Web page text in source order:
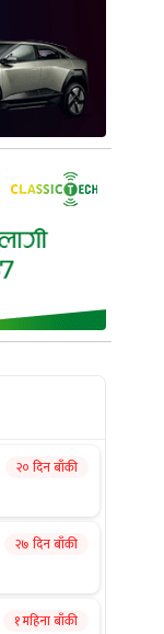
२० दिन बाँकी
२७ दिन बाँकी
१ महिना बाँकी